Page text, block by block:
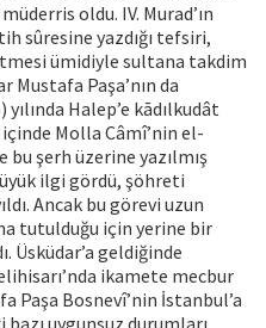
oldu. IV. Murad’ın
sûresine yazdığı tefsiri,
ümidiyle sultana takdim
Mustafa Paşa’nın da
Halep’e kādılkudât
Molla Câmî’nin el-
bu şerh üzerine yazılmış
ilgi gördü, şöhreti
Ancak bu görevi uzun
tutulduğu için yerine bir
Üsküdar’a geldiğinde
ikamete mecbur
Paşa Bosnevî’nin İstanbul’a